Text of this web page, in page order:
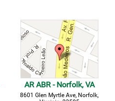
AR ABR - Norfolk, VA
8601 Glen Myrtle Ave, Norfolk,